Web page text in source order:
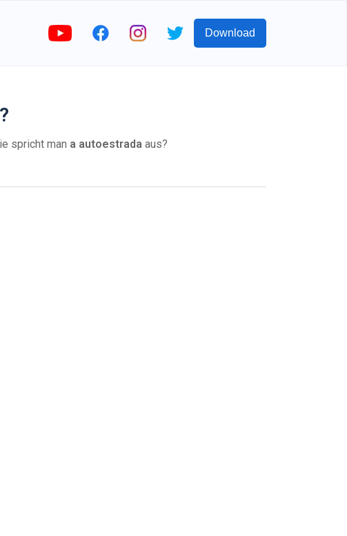
Download
spricht man a autoestrada aus?